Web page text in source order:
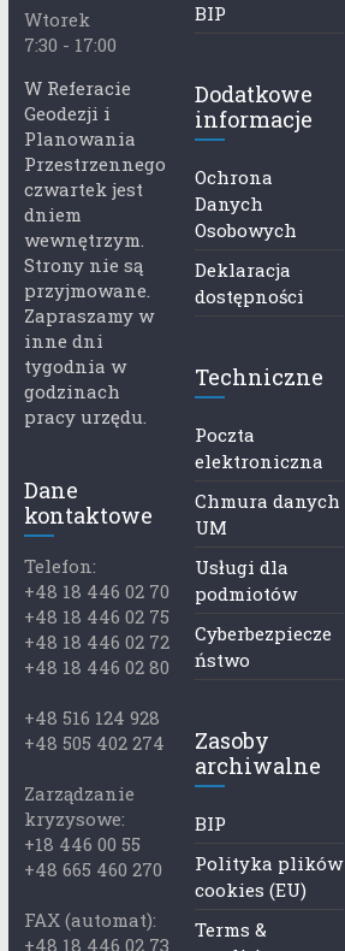
Wtorek
7:30 - 17:00
W Referacie
Geodezji i
Planowania
Przestrzennego
czwartek jest
dniem
wewnętrzym.
Strony nie są
przyjmowane.
Zapraszamy w
inne dni
tygodnia w
godzinach
pracy urzędu.
Dane
kontaktowe
Telefon:
+48 18 446 02 70
+48 18 446 02 75
+48 18 446 02 72
+48 18 446 02 80
+48 516 124 928
+48 505 402 274
Zarządzanie
kryzysowe:
+18 446 00 55
+48 665 460 270
FAX (automat):
+48 18 446 02 73
BIP
Dodatkowe
informacje
Ochrona
Danych
Osobowych
Deklaracja
dostępności
Techniczne
Poczta
elektroniczna
Chmura danych
UM
Usługi dla
podmiotów
Cyberbezpiecze
ństwo
Zasoby
archiwalne
BIP
Polityka plików
cookies (EU)
Terms &